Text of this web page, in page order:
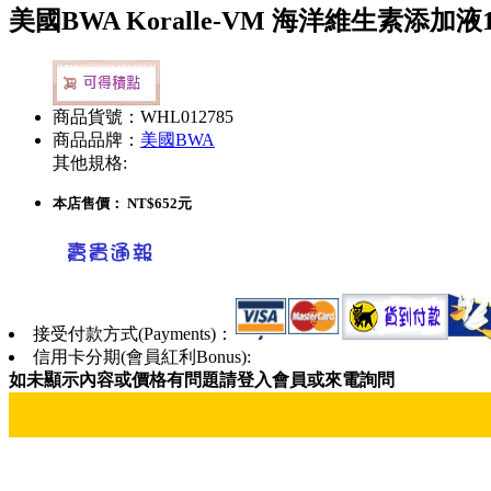
美國BWA Koralle-VM 海洋維生素添加液
商品貨號：WHL012785
商品品牌： 美國BWA
其他規格:
本店售價： NT$652元
接受付款方式(Payments)：
信用卡分期(會員紅利Bonus):
如未顯示內容或價格有問題請登入會員或來電詢問